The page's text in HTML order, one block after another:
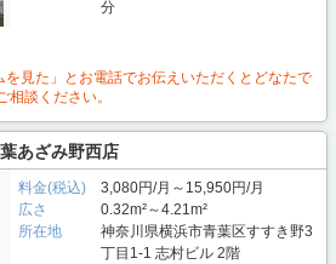
分
を見た」とお電話でお伝えいただくとどなたで
相談ください。
あざみ野西店
料金(税込)
3,080円/月～15,950円/月
広さ
0.32m²～4.21m²
所在地
神奈川県横浜市青葉区すすき野3
丁目1-1 志村ビル 2階